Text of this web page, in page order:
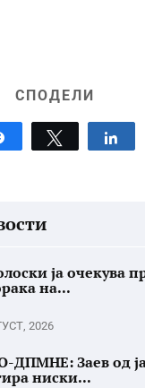
СПОДЕЛИ
Share Tweet
ја очекува
на...
2026
ДПМНЕ: Заев од
ниски...